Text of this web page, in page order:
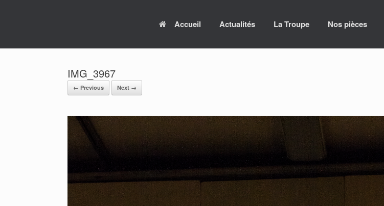
Accueil Actualités La Troupe Nos pièces
IMG_3967
← Previous Next →